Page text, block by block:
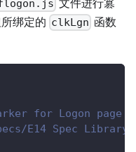
绑定的 clkLgn 函数
for Logon
E14 Spec